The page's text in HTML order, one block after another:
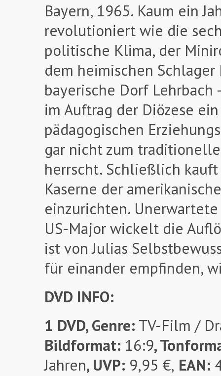
Bayern, 1965. Kaum ein
revolutioniert wie die
politische Klima, der
dem heimischen
bayerische Dorf Lehrbach
im Auftrag der Diözese
pädagogischen
gar nicht zum
herrscht. Schließlich
Kaserne der
einzurichten.
US-Major wickelt die
ist von Julias
für einander empfinden,
DVD INFO:
1 DVD, Genre: TV-Film /
Bildformat: 16:9,
Jahren, UVP: 9,95 €, EAN: